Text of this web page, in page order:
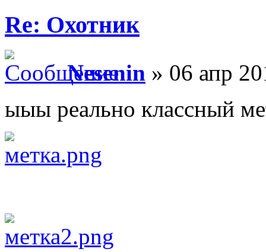
Re: Охотник
Nesenin » 06 апр
ыыы реально классный